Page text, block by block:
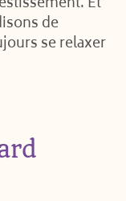
de
se relaxer